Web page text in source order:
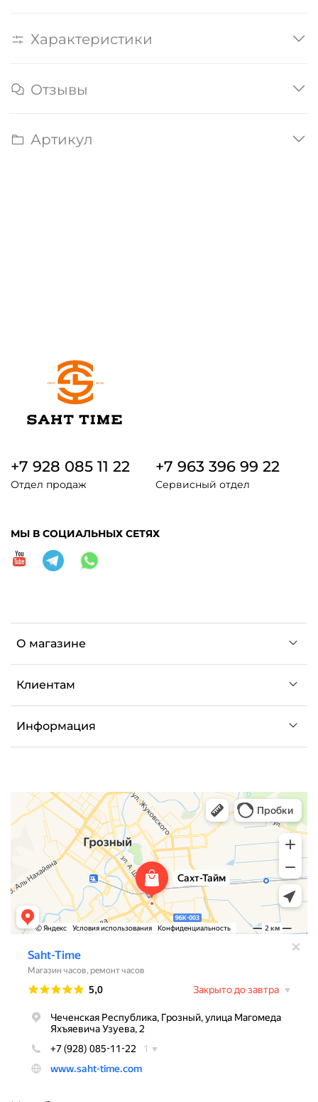
Характеристики
Отзывы
Артикул
О магазине
Клиентам
Информация
+7 928 085 11 22
Отдел продаж
+7 963 396 99 22
Сервисный отдел
МЫ В СОЦИАЛЬНЫХ СЕТЯХ